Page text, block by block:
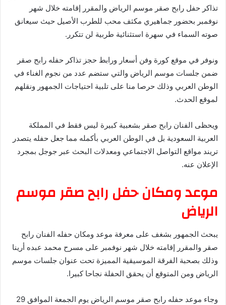
تذاكر حفل رابح صقر موسم الرياض والمقرر إقامته خلال شهر
نوفمبر بحضور جماهيري مكثف محب للطرب الأصيل حيث سيعانق
صوته السماء في سهرة استثنائية طربية لن تتكرر.
ونوفر في موقع كورة وفن أسعار ورابط حجز تذاكر حفله رابح صقر
ضمن جلسات موسم الرياض والتي ستضم عدد من نجوم الغناء في
الوطن العربي وذلك حرصا منا على تلبية احتياجات الجمهور ونقلهم
لموقع الحدث.
ويحظى الفنان رابح صقر بشعبية كبيرة ليس فقط في المملكة
العربية السعودية بل في الوطن العربي بأكمله مما جعل حفله يتصدر
تريند مواقع التواصل الاجتماعي ومعدلات البحث عبر جوجل بمجرد
الإعلان عنه.
موعد ومكان حفل رابح صقر موسم
الرياض
يبحث الجمهور بشغف على معرفة موعد ومكان حفله الفنان رابح
صقر والمقرر إقامته خلال شهر نوفمبر على مسرح محمد عبده أرينا
وذلك بصحبة الفرقة الموسيقية المميزة تحت عنوان جلسات موسم
الرياض ومن المتوقع أن يحقق الحفلة نجاحا كبيرا.
وجاء موعد حفله رابح صقر موسم الرياض يوم الجمعة الموافق 29